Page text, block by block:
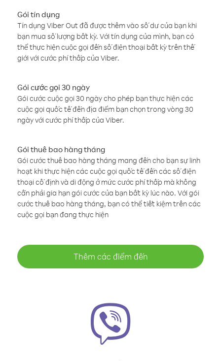
Gói tín dụng
Tín dụng Viber Out đã được thêm vào số dư của bạn khi
bạn mua số lượng bất kỳ. Với tín dụng của mình, bạn có
thể thực hiện cuộc gọi đến số điện thoại bất kỳ trên thế
giới với cước phí thấp của Viber.
Gói cước gọi 30 ngày
Gói cước cuộc gọi 30 ngày cho phép bạn thực hiện các
cuộc gọi quốc tế đến địa điểm bạn chọn trong vòng 30
ngày với cước phí thấp của Viber.
Gói thuê bao hàng tháng
Gói cước thuê bao hàng tháng mang đến cho bạn sự linh
hoạt khi thực hiện các cuộc gọi quốc tế đến các số điện
thoại cố định và di động ở mức cước phí thấp mà không
cần phải gia hạn gói cước của bạn bất kỳ lúc nào. Với gói
cước thuê bao hàng tháng, bạn có thể tiết kiệm trên các
cuộc gọi bạn đang thực hiện
Thêm các điểm đến